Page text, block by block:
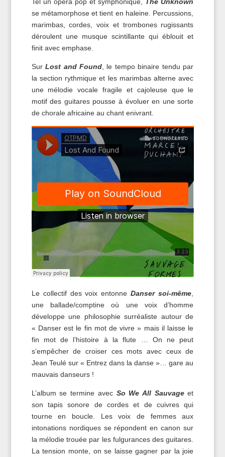
se métamorphose et tient en haleine. Percussions,
marimbas, cordes, voix et trombones rugissants
déroulent une musque scintillante qui éblouit et
finit avec emphase.
SurLost and Found , le tempo binaire tendu par
la section rythmique et les marimbas alterne avec
une mélodie vocale fragile et cajoleuse que le
motif des guitares pousse à évoluer en une sorte
de chorale africaine au chant enivrant.
Le collectif des voix entonne Danser soi-même
une ballade/comptine où une voix d’homme
développe une philosophie surréaliste autour de
« Danser est le fin mot de vivre » mais il laisse le
fin mot de l’histoire à la flute … On ne peut
s’empêcher de croiser ces mots avec ceux de
Jean Teulé sur « Entrez dans la danse »… gare au
mauvais danseurs !
L’album se termine avec So We All Sauvageet
son tapis sonore de cordes et de cuivres qui
tourne en boucle. Les voix de femmes aux
intonations nordiques se répondent en canon sur
la mélodie trouée par les fulgurances des guitares.
La tension monte, on se laisse gagner par la joie